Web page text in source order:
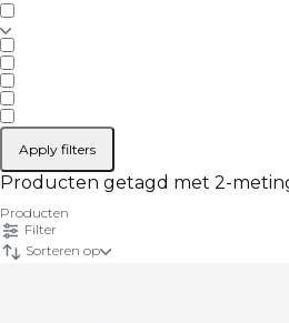
Apply filters
Producten getagd met 2-
Producten
Filter
Sorteren op